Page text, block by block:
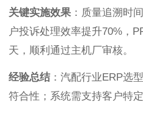
关键实施效果 ：质量追溯时
户投诉处理效率提升70%，
天，顺利通过主机厂审核。
经验总结：汽配行业ERP选
符合性；系统需支持客户特